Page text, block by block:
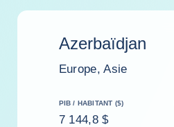
Azerbaïdjan
Europe, Asie
PIB / HABITANT ($)
7 144,8 $